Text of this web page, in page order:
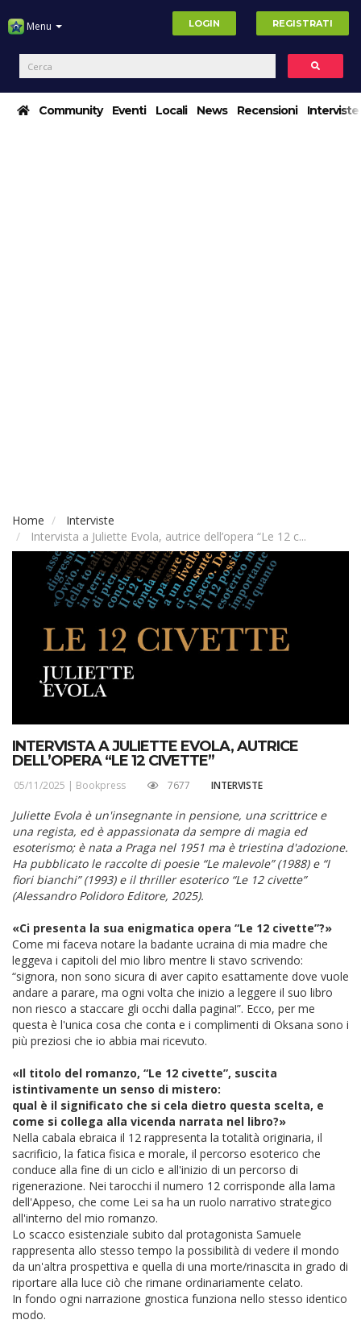
Menu LOGIN REGISTRATI
Community Eventi Locali News Recensioni Interviste
Home
Interviste
Intervista a Juliette Evola, autrice dell’opera “Le 12 c...
INTERVISTA A JULIETTE EVOLA, AUTRICE
DELL’OPERA “LE 12 CIVETTE”
05/11/2025 | Bookpress 7677 INTERVISTE
Juliette Evola è un'insegnante in pensione, una scrittrice e
una regista, ed è appassionata da sempre di magia ed
esoterismo; è nata a Praga nel 1951 ma è triestina d'adozione.
Ha pubblicato le raccolte di poesie “Le malevole” (1988) e “I
fiori bianchi” (1993) e il thriller esoterico “Le 12 civette”
(Alessandro Polidoro Editore, 2025).
«Ci presenta la sua enigmatica opera “Le 12 civette”?»
Come mi faceva notare la badante ucraina di mia madre che
leggeva i capitoli del mio libro mentre li stavo scrivendo:
“signora, non sono sicura di aver capito esattamente dove vuole
andare a parare, ma ogni volta che inizio a leggere il suo libro
non riesco a staccare gli occhi dalla pagina!”. Ecco, per me
questa è l'unica cosa che conta e i complimenti di Oksana sono i
più preziosi che io abbia mai ricevuto.
«Il titolo del romanzo, “Le 12 civette”, suscita
istintivamente un senso di mistero:
qual è il significato che si cela dietro questa scelta, e
come si collega alla vicenda narrata nel libro?»
Nella cabala ebraica il 12 rappresenta la totalità originaria, il
sacrificio, la fatica fisica e morale, il percorso esoterico che
conduce alla fine di un ciclo e all'inizio di un percorso di
rigenerazione. Nei tarocchi il numero 12 corrisponde alla lama
dell'Appeso, che come Lei sa ha un ruolo narrativo strategico
all'interno del mio romanzo.
Lo scacco esistenziale subito dal protagonista Samuele
rappresenta allo stesso tempo la possibilità di vedere il mondo
da un'altra prospettiva e quella di una morte/rinascita in grado di
riportare alla luce ciò che rimane ordinariamente celato.
In fondo ogni narrazione gnostica funziona nello stesso identico
modo.